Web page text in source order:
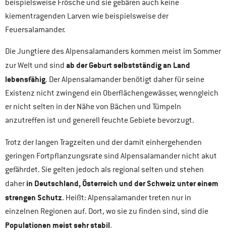
beispielsweise Frösche und sie gebären auch keine
kiementragenden Larven wie beispielsweise der
Feuersalamander.
Die Jungtiere des Alpensalamanders kommen meist im Sommer
zur Welt und sind ab der Geburt selbstständig an Land
lebensfähig. Der Alpensalamander benötigt daher für seine
Existenz nicht zwingend ein Oberflächengewässer, wenngleich
er nicht selten in der Nähe von Bächen und Tümpeln
anzutreffen ist und generell feuchte Gebiete bevorzugt.
Trotz der langen Tragzeiten und der damit einhergehenden
geringen Fortpflanzungsrate sind Alpensalamander nicht akut
gefährdet. Sie gelten jedoch als regional selten und stehen
daher in Deutschland, Österreich und der Schweiz unter einem
strengen Schutz. Heißt: Alpensalamander treten nur in
einzelnen Regionen auf. Dort, wo sie zu finden sind, sind die
Populationen meist sehr stabil.